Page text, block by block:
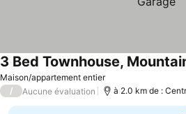
Maison/appartement entier
Consulter les prix
/ Aucune évaluation à 2.0 km de :